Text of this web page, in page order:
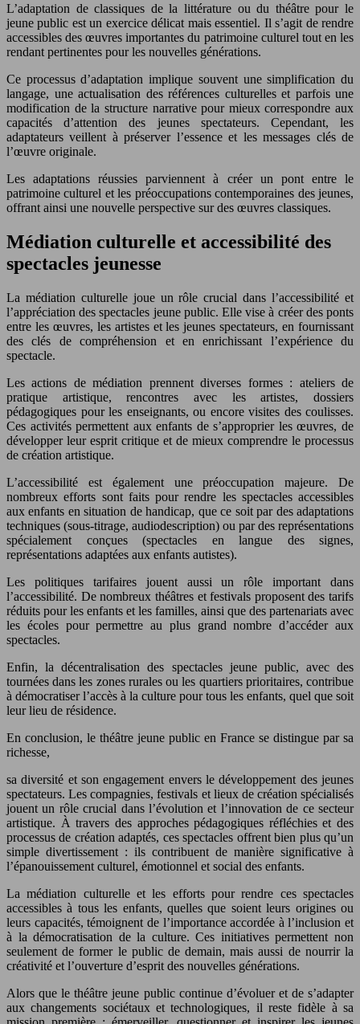
L’adaptation de classiques de la littérature ou du théâtre pour le
jeune public est un exercice délicat mais essentiel. Il s’agit de rendre
accessibles des œuvres importantes du patrimoine culturel tout en les
rendant pertinentes pour les nouvelles générations.
Ce processus d’adaptation implique souvent une simplification du
langage, une actualisation des références culturelles et parfois une
modification de la structure narrative pour mieux correspondre aux
capacités d’attention des jeunes spectateurs. Cependant, les
adaptateurs veillent à préserver l’essence et les messages clés de
l’œuvre originale.
Les adaptations réussies parviennent à créer un pont entre le
patrimoine culturel et les préoccupations contemporaines des jeunes,
offrant ainsi une nouvelle perspective sur des œuvres classiques.
Médiation culturelle et accessibilité des
spectacles jeunesse
La médiation culturelle joue un rôle crucial dans l’accessibilité et
l’appréciation des spectacles jeune public. Elle vise à créer des ponts
entre les œuvres, les artistes et les jeunes spectateurs, en fournissant
des clés de compréhension et en enrichissant l’expérience du
spectacle.
Les actions de médiation prennent diverses formes : ateliers de
pratique artistique, rencontres avec les artistes, dossiers
pédagogiques pour les enseignants, ou encore visites des coulisses.
Ces activités permettent aux enfants de s’approprier les œuvres, de
développer leur esprit critique et de mieux comprendre le processus
de création artistique.
L’accessibilité est également une préoccupation majeure. De
nombreux efforts sont faits pour rendre les spectacles accessibles
aux enfants en situation de handicap, que ce soit par des adaptations
techniques (sous-titrage, audiodescription) ou par des représentations
spécialement conçues (spectacles en langue des signes,
représentations adaptées aux enfants autistes).
Les politiques tarifaires jouent aussi un rôle important dans
l’accessibilité. De nombreux théâtres et festivals proposent des tarifs
réduits pour les enfants et les familles, ainsi que des partenariats avec
les écoles pour permettre au plus grand nombre d’accéder aux
spectacles.
Enfin, la décentralisation des spectacles jeune public, avec des
tournées dans les zones rurales ou les quartiers prioritaires, contribue
à démocratiser l’accès à la culture pour tous les enfants, quel que soit
leur lieu de résidence.
En conclusion, le théâtre jeune public en France se distingue par sa
richesse,
sa diversité et son engagement envers le développement des jeunes
spectateurs. Les compagnies, festivals et lieux de création spécialisés
jouent un rôle crucial dans l’évolution et l’innovation de ce secteur
artistique. À travers des approches pédagogiques réfléchies et des
processus de création adaptés, ces spectacles offrent bien plus qu’un
simple divertissement : ils contribuent de manière significative à
l’épanouissement culturel, émotionnel et social des enfants.
La médiation culturelle et les efforts pour rendre ces spectacles
accessibles à tous les enfants, quelles que soient leurs origines ou
leurs capacités, témoignent de l’importance accordée à l’inclusion et
à la démocratisation de la culture. Ces initiatives permettent non
seulement de former le public de demain, mais aussi de nourrir la
créativité et l’ouverture d’esprit des nouvelles générations.
Alors que le théâtre jeune public continue d’évoluer et de s’adapter
aux changements sociétaux et technologiques, il reste fidèle à sa